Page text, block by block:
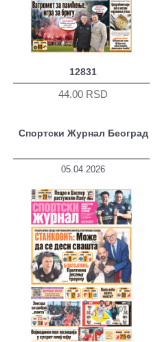
12831
44.00 RSD
Спортски Журнал Београд
05.04.2026